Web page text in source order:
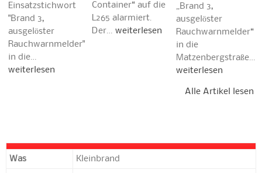
Einsatzstichwort
"Brand 3,
ausgelöster
Rauchwarnmelder"
in die…
weiterlesen
Container“ auf die
L265 alarmiert.
Der…weiterlesen
„Brand 3,
ausgelöster
Rauchwarnmelder“
in die
Matzenbergstraße…
weiterlesen
Alle Artikel lesen
Was Kleinbrand